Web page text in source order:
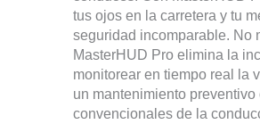
tus ojos en la carretera y tu
seguridad incomparable. No
MasterHUD Pro elimina la
monitorear en tiempo real la
un mantenimiento
convencionales de la